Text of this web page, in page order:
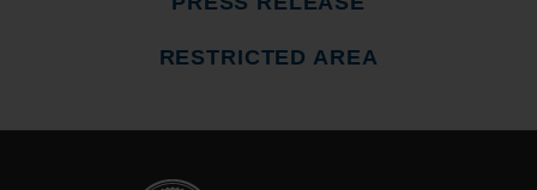
RESTRICTED AREA